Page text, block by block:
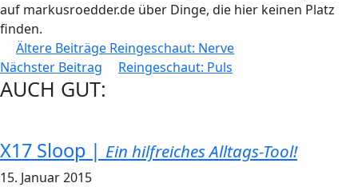
auf markusroedder.de über Dinge, die hier keinen Platz
finden.
Beitragsnavigation
Ältere Beiträge Reingeschaut: Nerve
Nächster Beitrag
Reingeschaut: Puls
AUCH GUT:
X17 Sloop | Ein hilfreiches Alltags-Tool!
15. Januar 2015